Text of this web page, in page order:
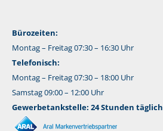
Bürozeiten:
Montag – Freitag 07:30 – 16:30 Uhr
Telefonisch:
Montag – Freitag 07:30 – 18:00 Uhr
Samstag 09:00 – 12:00 Uhr
Gewerbetankstelle: 24 Stunden täglich